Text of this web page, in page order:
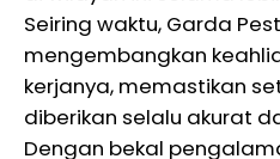
Seiring waktu, Garda
mengembangkan
kerjanya, memastikan
diberikan selalu akurat
Dengan bekal